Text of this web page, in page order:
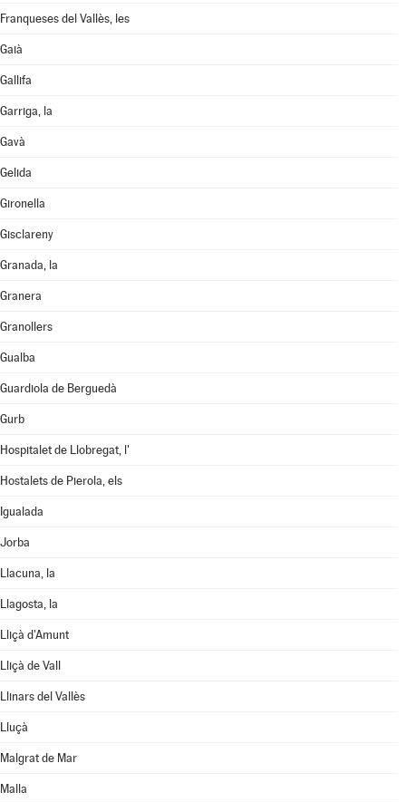
Franqueses del Vallès, les
Gaià
Gallifa
Garriga, la
Gavà
Gelida
Gironella
Gisclareny
Granada, la
Granera
Granollers
Gualba
Guardiola de Berguedà
Gurb
Hospitalet de Llobregat, l'
Hostalets de Pierola, els
Igualada
Jorba
Llacuna, la
Llagosta, la
Lliçà d'Amunt
Lliçà de Vall
Llinars del Vallès
Lluçà
Malgrat de Mar
Malla